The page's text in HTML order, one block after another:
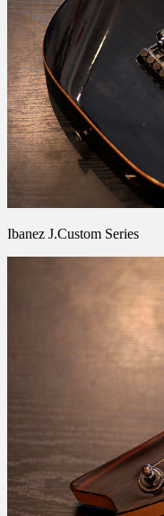
Ibanez J.Custom Series